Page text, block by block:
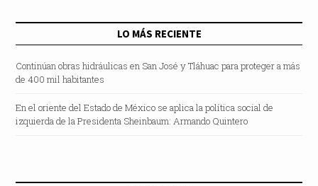
LO MÁS RECIENTE
Continúan obras hidráulicas en San José y Tláhuac para proteger a más
de 400 mil habitantes
En el oriente del Estado de México se aplica la política social de
izquierda de la Presidenta Sheinbaum: Armando Quintero